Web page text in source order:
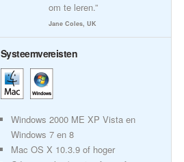
om te leren.”
Jane Coles, UK
Systeemvereisten
Windows 2000 ME XP Vista en
Windows 7 en 8
Mac OS X 10.3.9 of hoger